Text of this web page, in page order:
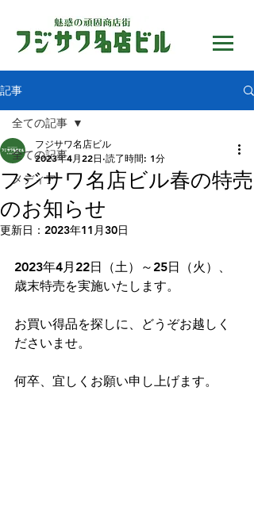
記事
全ての記事
メディア
全ての記事
フジサワ名店ビル春の特売
のお知らせ
フジサワ名店ビル
2023年4月22日 読了時間: 1分
更新日： 2023年11月30日
2023年4月22日（土）～25日（火）、
歳末特売を実施いたします。
お買い得品を探しに、どうぞお越しく
ださいませ。
何卒、宜しくお願い申し上げます。